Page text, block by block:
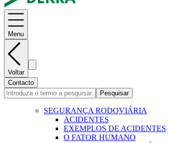
Menu
Voltar
Contacto
Pesquisar
SEGURANÇA RODOVIÁRIA
ACIDENTES
EXEMPLOS DE ACIDENTES
O FATOR HUMANO